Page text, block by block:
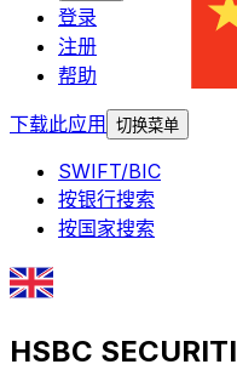
登录
注册
帮助
下载此应用
切换菜单
SWIFT/BIC
按银行搜索
按国家搜索
HSBC